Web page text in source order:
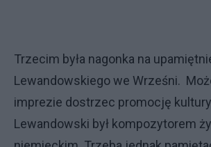
Trzecim była nagonka na
Lewandowskiego we Wrześni.
imprezie dostrzec promocję
Lewandowski był kompozytorem